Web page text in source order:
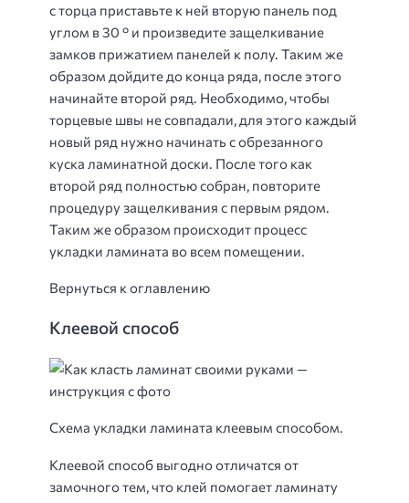
с торца приставьте к ней вторую панель под
углом в 30 ° и произведите защелкивание
замков прижатием панелей к полу. Таким же
образом дойдите до конца ряда, после этого
начинайте второй ряд. Необходимо, чтобы
торцевые швы не совпадали, для этого каждый
новый ряд нужно начинать с обрезанного
куска ламинатной доски. После того как
второй ряд полностью собран, повторите
процедуру защелкивания с первым рядом.
Таким же образом происходит процесс
укладки ламината во всем помещении.
Вернуться к оглавлению
Клеевой способ
Схема укладки ламината клеевым способом.
Клеевой способ выгодно отличатся от
замочного тем, что клей помогает ламинату